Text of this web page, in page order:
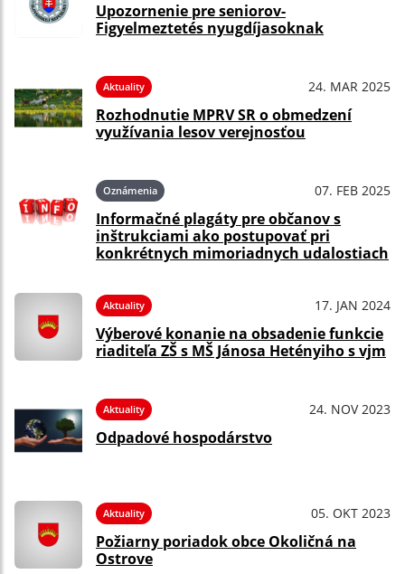
Upozornenie pre seniorov-
Figyelmeztetés nyugdíjasoknak
Aktuality 24. MAR 2025
Rozhodnutie MPRV SR o obmedzení
využívania lesov verejnosťou
Oznámenia 07. FEB 2025
Informačné plagáty pre občanov s
inštrukciami ako postupovať pri
konkrétnych mimoriadnych udalostiach
Aktuality 17. JAN 2024
Výberové konanie na obsadenie funkcie
riaditeľa ZŠ s MŠ Jánosa Hetényiho s vjm
Aktuality 24. NOV 2023
Odpadové hospodárstvo
Aktuality 05. OKT 2023
Požiarny poriadok obce Okoličná na
Ostrove